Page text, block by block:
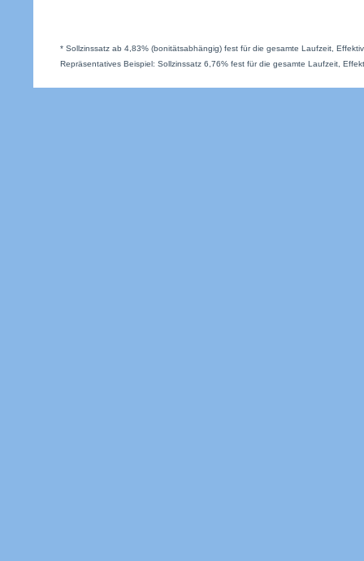
* Sollzinssatz ab 4,83% (bonitätsabhängig) fest für die gesamte Laufzeit,
Repräsentatives Beispiel: Sollzinssatz 6,76% fest für die gesamte Laufzeit,